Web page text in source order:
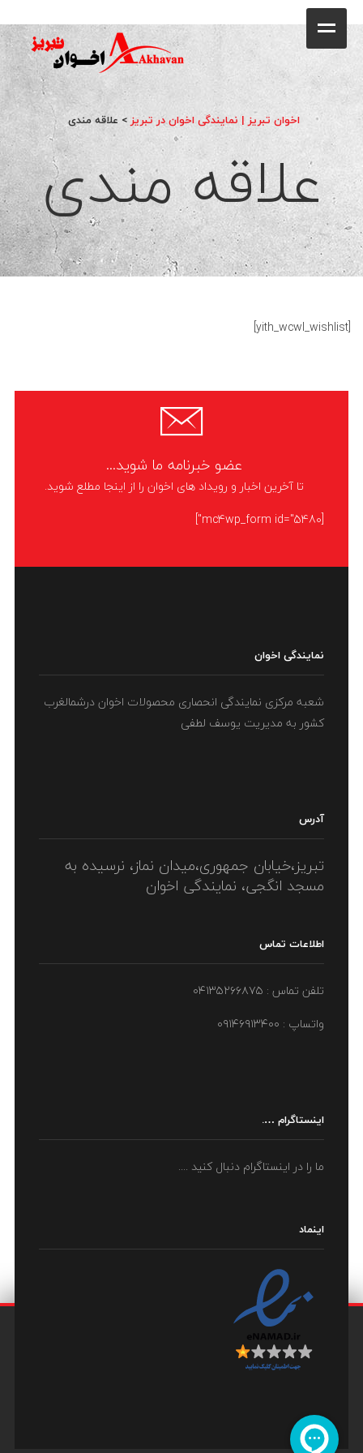
فروشگاه
محصولات
جشنواره فروش ویژه
کاتالوگ
گالری
تماس با ما
اخوان تبریز | نمایندگی اخوان در تبریز> علاقه مندی
علاقه مندی
[yith_wcwl_wishlist]
عضو خبرنامه ما شوید...
تا آخرین اخبار و رویداد های اخوان را از اینجا مطلع شوید.
[mc4wp_form id="5480"]
نمایندگی اخوان
شعبه مرکزی نمایندگی انحصاری محصولات اخوان درشمالغرب
کشور به مدیریت یوسف لطفی
آدرس
تبریز،خیابان جمهوری،میدان نماز، نرسیده به
مسجد انگجی، نمایندگی اخوان
اطلاعات تماس
تلفن تماس : ۰۴۱۳۵۲۶۶۸۷۵
واتساپ : ۰۹۱۴۶۹۱۳۴۰۰
اینستاگرام ….
ما را در اینستاگرام دنبال کنید ....
اینماد